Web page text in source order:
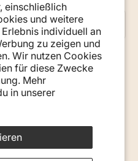
einschließlich
und weitere
individuell an
zu zeigen und
Wir nutzen Cookies
für diese Zwecke
Mehr
in unserer